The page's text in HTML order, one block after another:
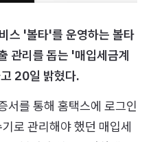
스 '볼타'를 운영하는 볼타
관리를 돕는 '매입세금계
20일 밝혔다.
서를 통해 홈택스에 로그인
로 관리해야 했던 매입세